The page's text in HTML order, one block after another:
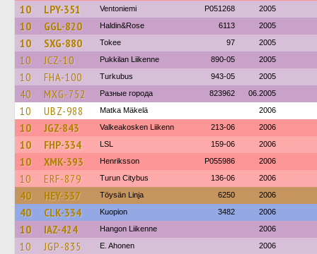
10 LPY-351 Ventoniemi P051268 2005
10 GGL-820 Haldin&Rose 6113 2005
10 SXG-880 Tokee 97 2005
10 JCZ-10 Pukkilan Liikenne 890-05 2005
10 FHA-100 Turkubus 943-05 2005
40 MXG-752 Разные города 823962 06.2005
10 UBZ-988 Matka Mäkelä 2006
10 JGZ-843 Valkeakosken Liikenn 213-06 2006
10 FHP-334 LSL 159-06 2006
10 XMK-393 Henriksson P055986 2006
10 ERF-879 Turun Citybus 136-06 2006
40 HEY-337 Töysän Linja 6250 2006
40 CLK-334 Kuopion 3482 2006
10 IAZ-424 Hangon Liikenne 2006
10 JGP-835 E. Ahonen 2006